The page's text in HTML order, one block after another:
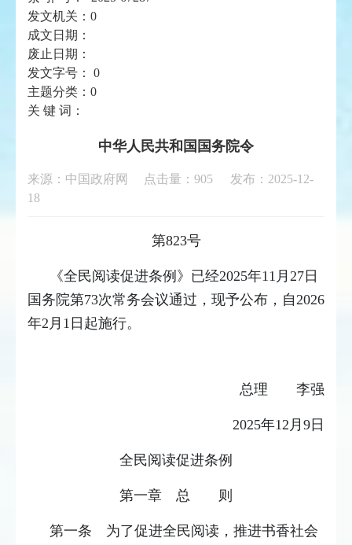
发文机关： 0
成文日期：
废止日期：
发文字号：
0
主题分类： 0
关 键 词：
中华人民共和国国务院令
来源：中国政府网 点击量： 905
发布：2025-12-
18
第823号
《全民阅读促进条例》已经2025年11月27日
国务院第73次常务会议通过，现予公布，自2026
年2月1日起施行。
总理 李强
2025年12月9日
全民阅读促进条例
第一章 总 则
第一条 为了促进全民阅读，推进书香社会